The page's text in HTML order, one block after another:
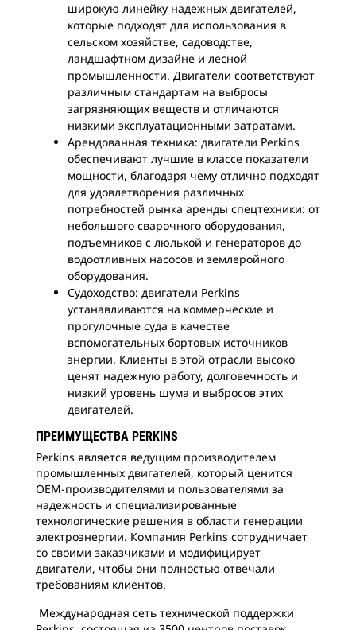
широкую линейку надежных двигателей,
которые подходят для использования в
сельском хозяйстве, садоводстве,
ландшафтном дизайне и лесной
промышленности. Двигатели соответствуют
различным стандартам на выбросы
загрязняющих веществ и отличаются
низкими эксплуатационными затратами.
Арендованная техника: двигатели Perkins
обеспечивают лучшие в классе показатели
мощности, благодаря чему отлично подходят
для удовлетворения различных
потребностей рынка аренды спецтехники: от
небольшого сварочного оборудования,
подъемников с люлькой и генераторов до
водоотливных насосов и землеройного
оборудования.
Судоходство: двигатели Perkins
устанавливаются на коммерческие и
прогулочные суда в качестве
вспомогательных бортовых источников
энергии. Клиенты в этой отрасли высоко
ценят надежную работу, долговечность и
низкий уровень шума и выбросов этих
двигателей.
ПРЕИМУЩЕСТВА PERKINS
Perkins является ведущим производителем
промышленных двигателей, который ценится
OEM-производителями и пользователями за
надежность и специализированные
технологические решения в области генерации
электроэнергии. Компания Perkins сотрудничает
со своими заказчиками и модифицирует
двигатели, чтобы они полностью отвечали
требованиям клиентов.
Международная сеть технической поддержки